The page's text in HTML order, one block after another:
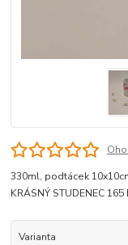
330ml, podtácek
KRÁSNÝ STUDENEC 165
Varianta